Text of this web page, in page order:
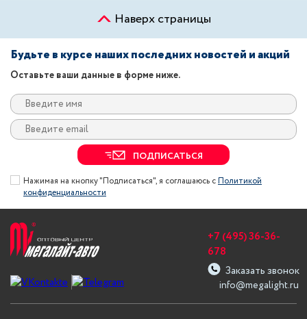
Наверх страницы
Будьте в курсе наших последних новостей и акций
Оставьте ваши данные в форме ниже.
ПОДПИСАТЬСЯ
Нажимая на кнопку "Подписаться", я соглашаюсь сПолитикой
конфиденциальности
info@megalight.ru
+7 (495) 36-36-
678
Заказать звонок